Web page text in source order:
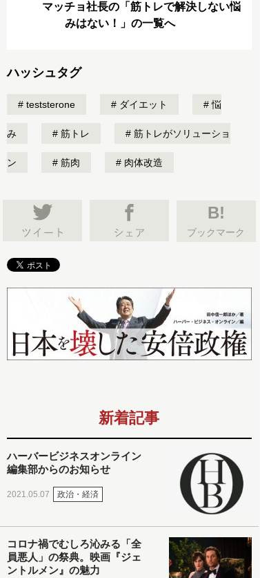
マッチョ社長の「筋トレで解決しない悩
みはない！」の一覧へ
ハッシュタグ
teststerone ダイエット 悩
み 筋トレ 筋トレがソリューショ
ン 筋肉 肉体改造
B!
ブックマーク
新着記事
ハーバービジネスオンライン
編集部からのお知らせ
2021.05.07 政治・経済
コロナ禍でむしろ沁みる「全
員悪人」の祭典。映画『ジェ
ントルメン』の魅力